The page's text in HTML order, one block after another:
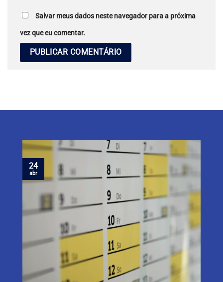
Salvar meus dados neste navegador para a próxima
vez que eu comentar.
24
abr